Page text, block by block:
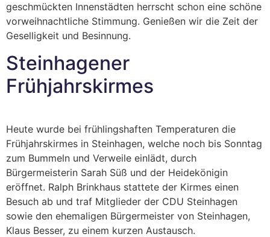
geschmückten Innenstädten herrscht schon eine schöne
vorweihnachtliche Stimmung. Genießen wir die Zeit der
Geselligkeit und Besinnung.
Steinhagener
Frühjahrskirmes
Heute wurde bei frühlingshaften Temperaturen die
Frühjahrskirmes in Steinhagen, welche noch bis Sonntag
zum Bummeln und Verweile einlädt, durch
Bürgermeisterin Sarah Süß und der Heidekönigin
eröffnet. Ralph Brinkhaus stattete der Kirmes einen
Besuch ab und traf Mitglieder der CDU Steinhagen
sowie den ehemaligen Bürgermeister von Steinhagen,
Klaus Besser, zu einem kurzen Austausch.